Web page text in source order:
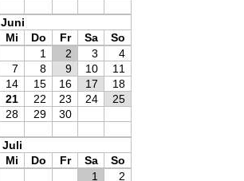
Juni
Mi Do Fr Sa
So
1 2 3
4
7 8 9 10
11
14 15 16 17
18
21 22 23 24
25
28 29 30
Juli
Mi Do Fr Sa
So
1
2